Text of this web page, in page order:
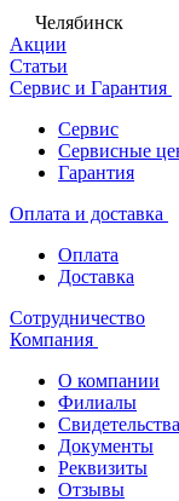
Челябинск
Акции
Статьи
Сервис и Гарантия
Сервис
Сервисные
Гарантия
Оплата и доставка
Оплата
Доставка
Сотрудничество
Компания
О компании
Филиалы
Свидетельства
Документы
Реквизиты
Отзывы